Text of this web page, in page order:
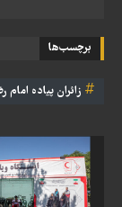
برچسب‌ها
زائران پیاده